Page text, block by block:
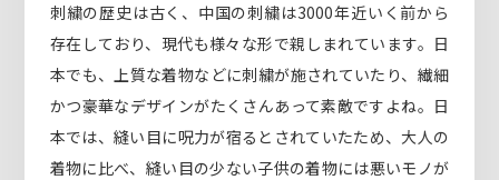
刺繍の歴史は古く、中国の刺繍は3000年近いく前から
存在しており、現代も様々な形で親しまれています。日
本でも、上質な着物などに刺繍が施されていたり、繊細
かつ豪華なデザインがたくさんあって素敵ですよね。日
本では、縫い目に呪力が宿るとされていたため、大人の
着物に比べ、縫い目の少ない子供の着物には悪いモノが